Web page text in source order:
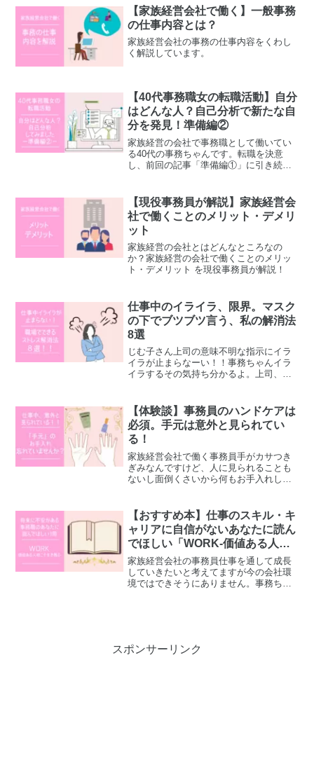
【家族経営会社で働く】一般事務
の仕事内容とは？
家族経営会社の事務の仕事内容をくわし
く解説しています。
【40代事務職女の転職活動】自分
はどんな人？自己分析で新たな自
分を発見！準備編②
家族経営の会社で事務職として働いてい
る40代の事務ちゃんです。転職を決意
し、前回の記事「準備編①」に引き続
えている事務職の女性自己分析のやり方
がわからず、転職活動に踏...
【現役事務員が解説】家族経営会
社で働くことのメリット・デメリ
ット
家族経営の会社とはどんなところなの
か？家族経営の会社で働くことのメリッ
ト・デメリット を現役事務員が解説！
仕事中のイライラ、限界。マスク
の下でブツブツ言う、私の解消法
8選
じむ子さん上司の意味不明な指示にイラ
イラが止まらなーい！！事務ちゃんイラ
イラするその気持ち分かるよ。上司、同
でイライラしたり、ストレスを溜めてし
まったりという経験あると...
【体験談】事務員のハンドケアは
必須。手元は意外と見られてい
る！
家族経営会社で働く事務員手がカサつき
ぎみなんですけど、人に見られることも
ないし面倒くさいから何もお手入れして
除、お茶出し、感染対策のため頻繁に行
う手洗い・アルコール消毒...
【おすすめ本】仕事のスキル・キ
ャリアに自信がないあなたに読ん
でほしい「WORK-価値ある人材
こそ生き残る-」
家族経営会社の事務員仕事を通して成長
していきたいと考えてますが今の会社環
境ではできそうにありません。事務ちゃ
スポンサーリンク